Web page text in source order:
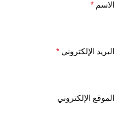
الاسم *
البريد الإلكتروني *
الموقع الإلكتروني